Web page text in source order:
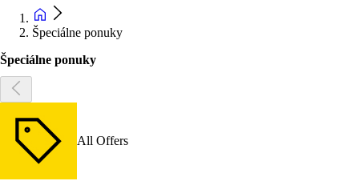
Špeciálne ponuky
Špeciálne ponuky
All Offers